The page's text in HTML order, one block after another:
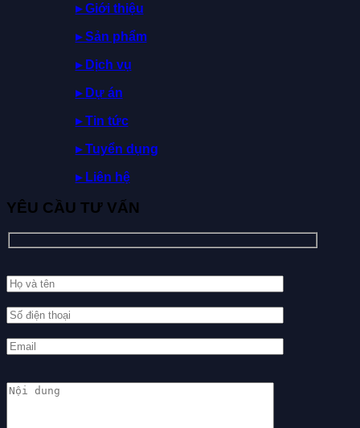
▸ Giới thiệu
▸ Sản phẩm
▸ Dịch vụ
▸ Dự án
▸ Tin tức
▸ Tuyển dụng
▸ Liên hệ
YÊU CẦU TƯ VẤN